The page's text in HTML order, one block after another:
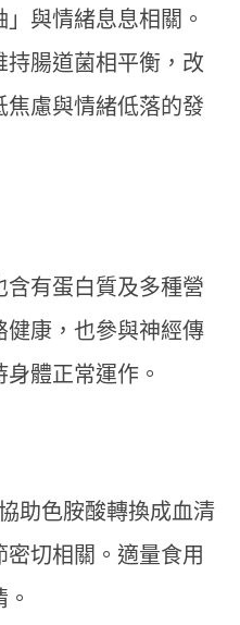
與情緒息息相關。
腸道菌相平衡，改
焦慮與情緒低落的發
含有蛋白質及多種營
健康，也參與神經傳
體正常運作。
助色胺酸轉換成血清
切相關。適量食用